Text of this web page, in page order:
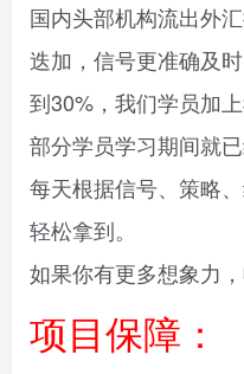
国内头部机构流出外
迭加，信号更准确及
到30%，我们学员加
部分学员学习期间就已
每天根据信号、策略
轻松拿到。
如果你有更多想象力
项目保障：